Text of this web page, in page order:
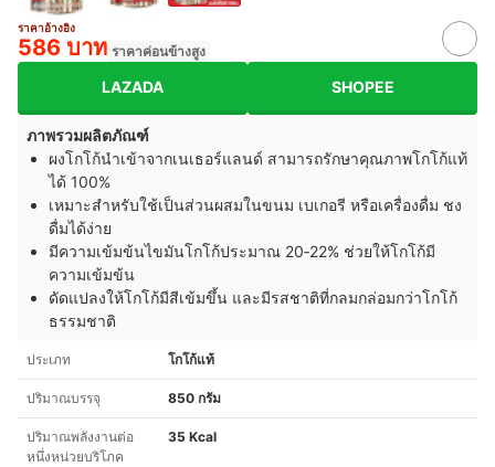
ราคาอ้างอิง
586 บาท ราคาค่อนข้างสูง
LAZADA SHOPEE
ภาพรวมผลิตภัณฑ์
ผงโกโก้นำเข้าจากเนเธอร์แลนด์ สามารถรักษาคุณภาพโกโก้แท้
ได้ 100%
เหมาะสำหรับใช้เป็นส่วนผสมในขนม เบเกอรี หรือเครื่องดื่ม ชง
ดื่มได้ง่าย
มีความเข้มข้นไขมันโกโก้ประมาณ 20‑22% ช่วยให้โกโก้มี
ความเข้มข้น
ดัดแปลงให้โกโก้มีสีเข้มขึ้น และมีรสชาติที่กลมกล่อมกว่าโกโก้
ธรรมชาติ
ประเภท โกโก้แท้
ปริมาณบรรจุ 850 กรัม
ปริมาณพลังงานต่อ
หนึ่งหน่วยบริโภค
35 Kcal